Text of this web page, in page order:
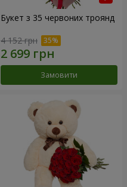
Букет з 35 червоних троянд
4 152 грн
Замовити